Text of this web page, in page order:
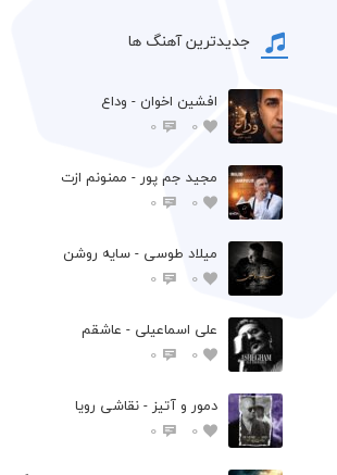
جدیدترین آهنگ ها
افشين اخوان - وداع
0
0
مجید جم پور - ممنونم ازت
0
0
میلاد طوسی - سایه روشن
0
0
علی اسماعیلی - عاشقم
0
0
دمور و آتیز - نقاشی رویا
0
0